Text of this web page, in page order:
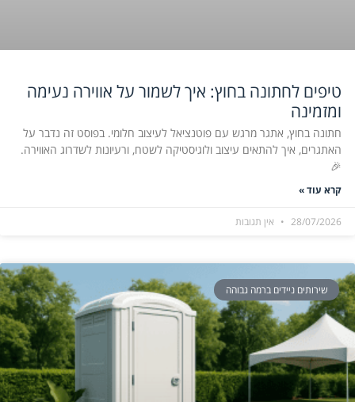
טיפים לחתונה בחוץ: איך לשמור על אווירה נעימה
ומזמינה
חתונה בחוץ, אתגר מרגש עם פוטנציאל לעיצוב חלומי. בפוסט זה נדבר על
האתגרים, איך להתאים עיצוב ולוגיסטיקה לשטח, ורעיונות לשדרוג האווירה.
🎉
קרא עוד »
28/07/2026 אין תגובות
שירותים ניידים ברמה גבוהה